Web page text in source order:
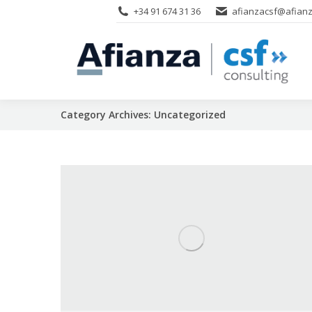
+34 91 674 31 36
Category Archives: Uncategorized